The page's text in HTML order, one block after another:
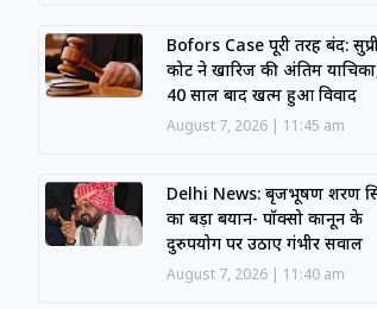
Bofors Case पूरी तरह बंद:
कोर्ट ने खारिज की अंतिम
40 साल बाद खत्म हुआ विवाद
August 7, 2026 11:45 am
Delhi News: बृजभूषण शरण
का बड़ा बयान- पॉक्सो कानून के
दुरुपयोग पर उठाए गंभीर सवाल
August 7, 2026 11:40 am